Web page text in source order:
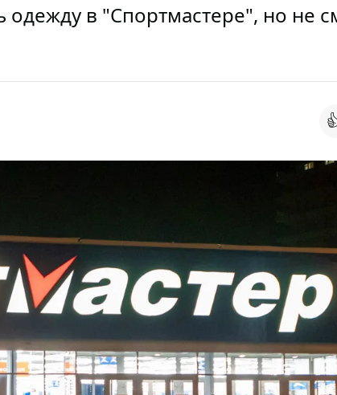
одежду в "Спортмастере", но не